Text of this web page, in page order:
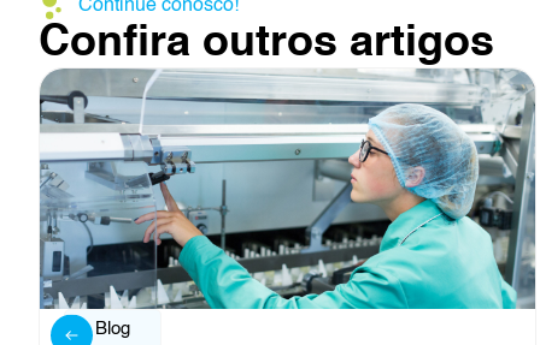
Continue conosco!
Confira outros artigos